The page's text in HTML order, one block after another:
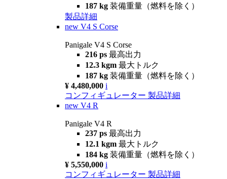
187 kg 装備重量（燃料を除く）
製品詳細
new V4 S Corse
Panigale V4 S Corse
216 ps 最高出力
12.3 kgm 最大トルク
187 kg 装備重量（燃料を除く）
¥ 4,480,000 i
コンフィギュレーター 製品詳細
new V4 R
Panigale V4 R
237 ps 最高出力
12.1 kgm 最大トルク
184 kg 装備重量（燃料を除く）
¥ 5,550,000 i
コンフィギュレーター 製品詳細